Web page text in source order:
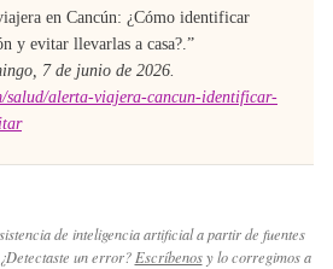
en Cancún: ¿Cómo identificar
y evitar llevarlas a casa?.”
7 de junio de 2026.
salud/alerta-viajera-cancun-identificar-
de inteligencia artificial a partir de fuentes
un error? Escríbenos y lo corregimos a